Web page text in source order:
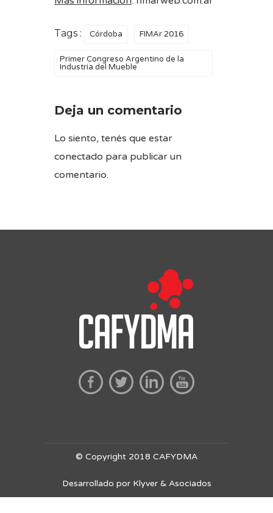
Tags : Córdoba FIMAr 2016
Primer Congreso Argentino de la
Industria del Mueble
Deja un comentario
Lo siento, tenés que estar
conectado para publicar un
comentario.
© Copyright 2018 CAFYDMA
Desarrollado por Klyver & Asociados